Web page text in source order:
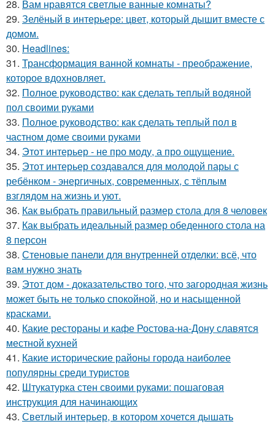
28. Вам нравятся светлые ванные комнаты?
29. Зелёный в интерьере: цвет, который дышит вместе с
домом.
30. Headlines:
31. Трансформация ванной комнаты - преображение,
которое вдохновляет.
32. Полное руководство: как сделать теплый водяной
пол своими руками
33. Полное руководство: как сделать теплый пол в
частном доме своими руками
34. Этот интерьер - не про моду, а про ощущение.
35. Этот интерьер создавался для молодой пары с
ребёнком - энергичных, современных, с тёплым
взглядом на жизнь и уют.
36. Как выбрать правильный размер стола для 8 человек
37. Как выбрать идеальный размер обеденного стола на
8 персон
38. Стеновые панели для внутренней отделки: всё, что
вам нужно знать
39. Этот дом - доказательство того, что загородная жизнь
может быть не только спокойной, но и насыщенной
красками.
40. Какие рестораны и кафе Ростова-на-Дону славятся
местной кухней
41. Какие исторические районы города наиболее
популярны среди туристов
42. Штукатурка стен своими руками: пошаговая
инструкция для начинающих
43. Светлый интерьер, в котором хочется дышать